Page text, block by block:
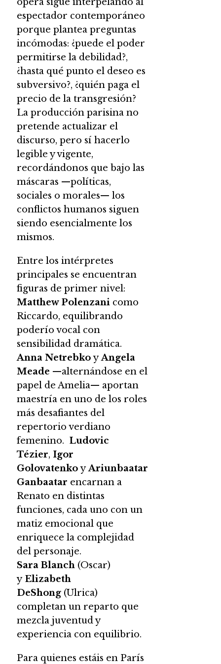
espectador contemporáneo
porque plantea preguntas
incómodas: ¿puede el poder
permitirse la debilidad?,
¿hasta qué punto el deseo es
subversivo?, ¿quién paga el
precio de la transgresión?
La producción parisina no
pretende actualizar el
discurso, pero sí hacerlo
legible y vigente,
recordándonos que bajo las
máscaras —políticas,
sociales o morales— los
conflictos humanos siguen
siendo esencialmente los
mismos.
Entre los intérpretes
principales se encuentran
figuras de primer nivel:
Matthew Polenzanicomo
Riccardo, equilibrando
poderío vocal con
sensibilidad dramática.
Anna NetrebkoyAngela
Meade —alternándose en el
papel de Amelia— aportan
maestría en uno de los roles
más desafiantes del
repertorio verdiano
femenino. Ludovic
Tézier, Igor
GolovatenkoyAriunbaatar
Ganbaatar encarnan a
Renato en distintas
funciones, cada uno con un
matiz emocional que
enriquece la complejidad
del personaje.
Sara Blanch(Oscar)
y Elizabeth
DeShong(Ulrica)
completan un reparto que
mezcla juventud y
experiencia con equilibrio.
Para quienes estáis en París